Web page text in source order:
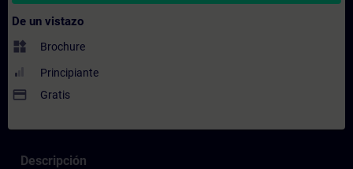
De un vistazo
widgets Brochure
Principiante
payment Gratis
Descripción